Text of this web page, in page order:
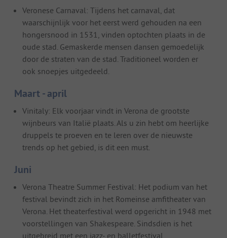
Veronese Carnaval: Tijdens het carnaval, dat
waarschijnlijk voor het eerst werd gehouden na een
hongersnood in 1531, vinden optochten plaats in de
oude stad. Gemaskerde mensen dansen gemoedelijk
door de straten van de stad. Traditioneel worden er
ook snoepjes uitgedeeld.
Maart - april
Vinitaly: Elk voorjaar vindt in Verona de grootste
wijnbeurs van Italië plaats. Als u zin hebt om heerlijke
druppels te proeven en te leren over de nieuwste
trends op het gebied, is dit een must.
Juni
Verona Theatre Summer Festival: Het podium van het
festival bevindt zich in het Romeinse amfitheater van
Verona. Het theaterfestival werd opgericht in 1948 met
voorstellingen van Shakespeare. Sindsdien is het
uitgebreid met een jazz- en balletfestival.